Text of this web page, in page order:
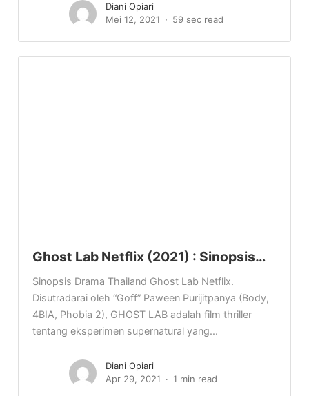
Diani Opiari
Mei 12, 2021
59 sec read
Ghost Lab Netflix (2021) : Sinopsis…
Sinopsis Drama Thailand Ghost Lab Netflix.
Disutradarai oleh “Goff” Paween Purijitpanya (Body,
4BIA, Phobia 2), GHOST LAB adalah film thriller
tentang eksperimen supernatural yang...
Diani Opiari
Apr 29, 2021
1 min read